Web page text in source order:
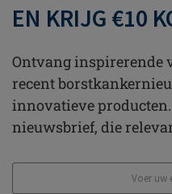
EN KRIJG €10
Ontvang inspirerende
recent
innovatieve
nieuwsbrief, die